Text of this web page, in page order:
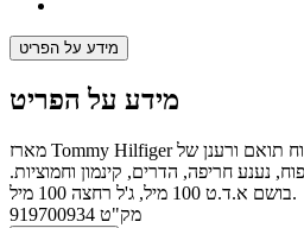
מידע על הפריט
מידע על הפריט
מארז Tommy Hilfiger הכולל בושם וג'ל רחצה בניחוח תואם ורענן של
נענע חריפה, הדרים, קינמון וחמוציות.
בושם א.ד.ט 100 מיל, ג'ל רחצה 100 מיל.
מק"ט 919700934